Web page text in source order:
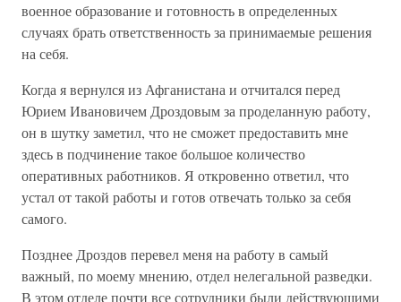
военное образование и готовность в определенных
случаях брать ответственность за принимаемые решения
на себя.
Когда я вернулся из Афганистана и отчитался перед
Юрием Ивановичем Дроздовым за проделанную работу,
он в шутку заметил, что не сможет предоставить мне
здесь в подчинение такое большое количество
оперативных работников. Я откровенно ответил, что
устал от такой работы и готов отвечать только за себя
самого.
Позднее Дроздов перевел меня на работу в самый
важный, по моему мнению, отдел нелегальной разведки.
В этом отделе почти все сотрудники были действующими